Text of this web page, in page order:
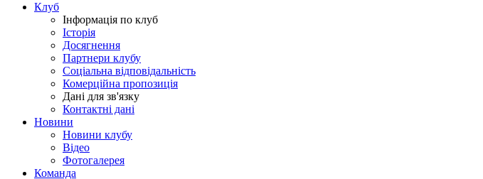
Клуб
Інформація по клуб
Історія
Досягнення
Партнери клубу
Соціальна відповідальність
Комерційна пропозиція
Дані для зв'язку
Контактні дані
Новини
Новини клубу
Відео
Фотогалерея
Команда